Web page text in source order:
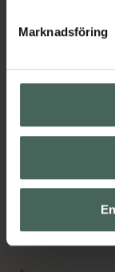
Marknadsföring
Kalcium
Kosttillskott
Vitaminer
Vitaminer